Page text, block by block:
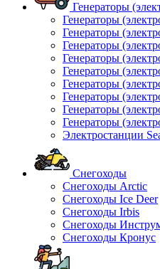
Генераторы
Генераторы
Генераторы
Генераторы
Генераторы
Генераторы
Генераторы
Генераторы
Генераторы
Генераторы
Электростанции
Снегоходы
Снегоходы Arctic
Снегоходы Ice Deer
Снегоходы Irbis
Снегоходы
Снегоходы Кронус